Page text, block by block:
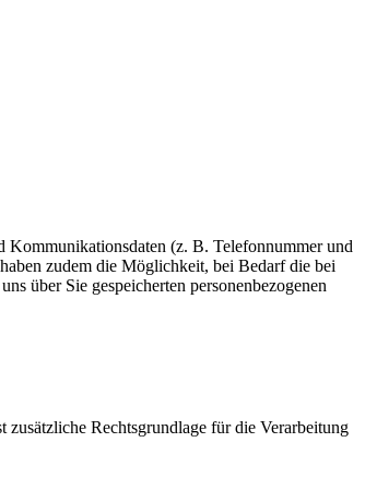
Kommunikationsdaten (z. B. Telefonnummer und
zudem die Möglichkeit, bei Bedarf die bei
über Sie gespeicherten personenbezogenen
Rechtsgrundlage für die Verarbeitung